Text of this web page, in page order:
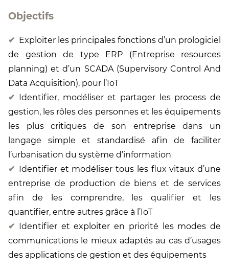
Objectifs
Exploiter les principales fonctions d’un prologiciel
de gestion de type ERP (Entreprise resources
planning) et d’un SCADA (Supervisory Control And
Data Acquisition), pour l’IoT
Identifier, modéliser et partager les process de
gestion, les rôles des personnes et les équipements
les plus critiques de son entreprise dans un
langage simple et standardisé afin de faciliter
l’urbanisation du système d’information
Identifier et modéliser tous les flux vitaux d’une
entreprise de production de biens et de services
afin de les comprendre, les qualifier et les
quantifier, entre autres grâce à l’IoT
Identifier et exploiter en priorité les modes de
communications le mieux adaptés au cas d’usages
des applications de gestion et des équipements